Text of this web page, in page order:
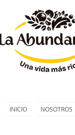
INICIO NOSOTROS